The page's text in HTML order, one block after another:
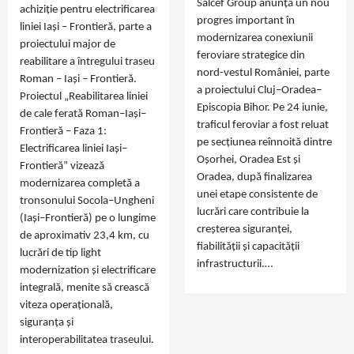
achiziție pentru electrificarea
liniei Iași – Frontieră, parte a
proiectului major de
reabilitare a întregului traseu
Roman – Iași – Frontieră.
Proiectul „Reabilitarea liniei
de cale ferată Roman–Iași–
Frontieră – Faza 1:
Electrificarea liniei Iași–
Frontieră” vizează
modernizarea completă a
tronsonului Socola–Ungheni
(Iași–Frontieră) pe o lungime
de aproximativ 23,4 km, cu
lucrări de tip light
modernization și electrificare
integrală, menite să crească
viteza operațională,
siguranța și
interoperabilitatea traseului.
Salcef Group anunță un nou
progres important în
modernizarea conexiunii
feroviare strategice din
nord‑vestul României, parte
a proiectului Cluj–Oradea–
Episcopia Bihor. Pe 24 iunie,
traficul feroviar a fost reluat
pe secțiunea reînnoită dintre
Oșorhei, Oradea Est și
Oradea, după finalizarea
unei etape consistente de
lucrări care contribuie la
creșterea siguranței,
fiabilității și capacității
infrastructurii.…